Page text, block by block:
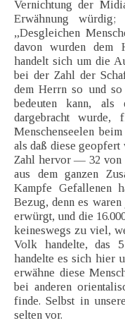
Vernichtung der
Erwähnung
„Desgleichen
davon wurden dem
handelt sich um die
bei der Zahl der
dem Herrn so und
bedeuten kann, als
dargebracht
Menschenseelen
als daß diese geopfert
Zahl hervor — 32 von
aus dem ganzen
Kampfe Gefallenen
Bezug, denn es
erwürgt, und die
keineswegs zu viel,
Volk handelte, das
handelte es sich hier
erwähne diese
bei anderen
finde. Selbst in
selten vor.